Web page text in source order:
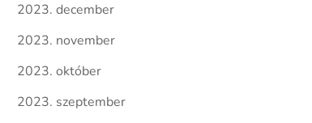
2023. december
2023. november
2023. október
2023. szeptember